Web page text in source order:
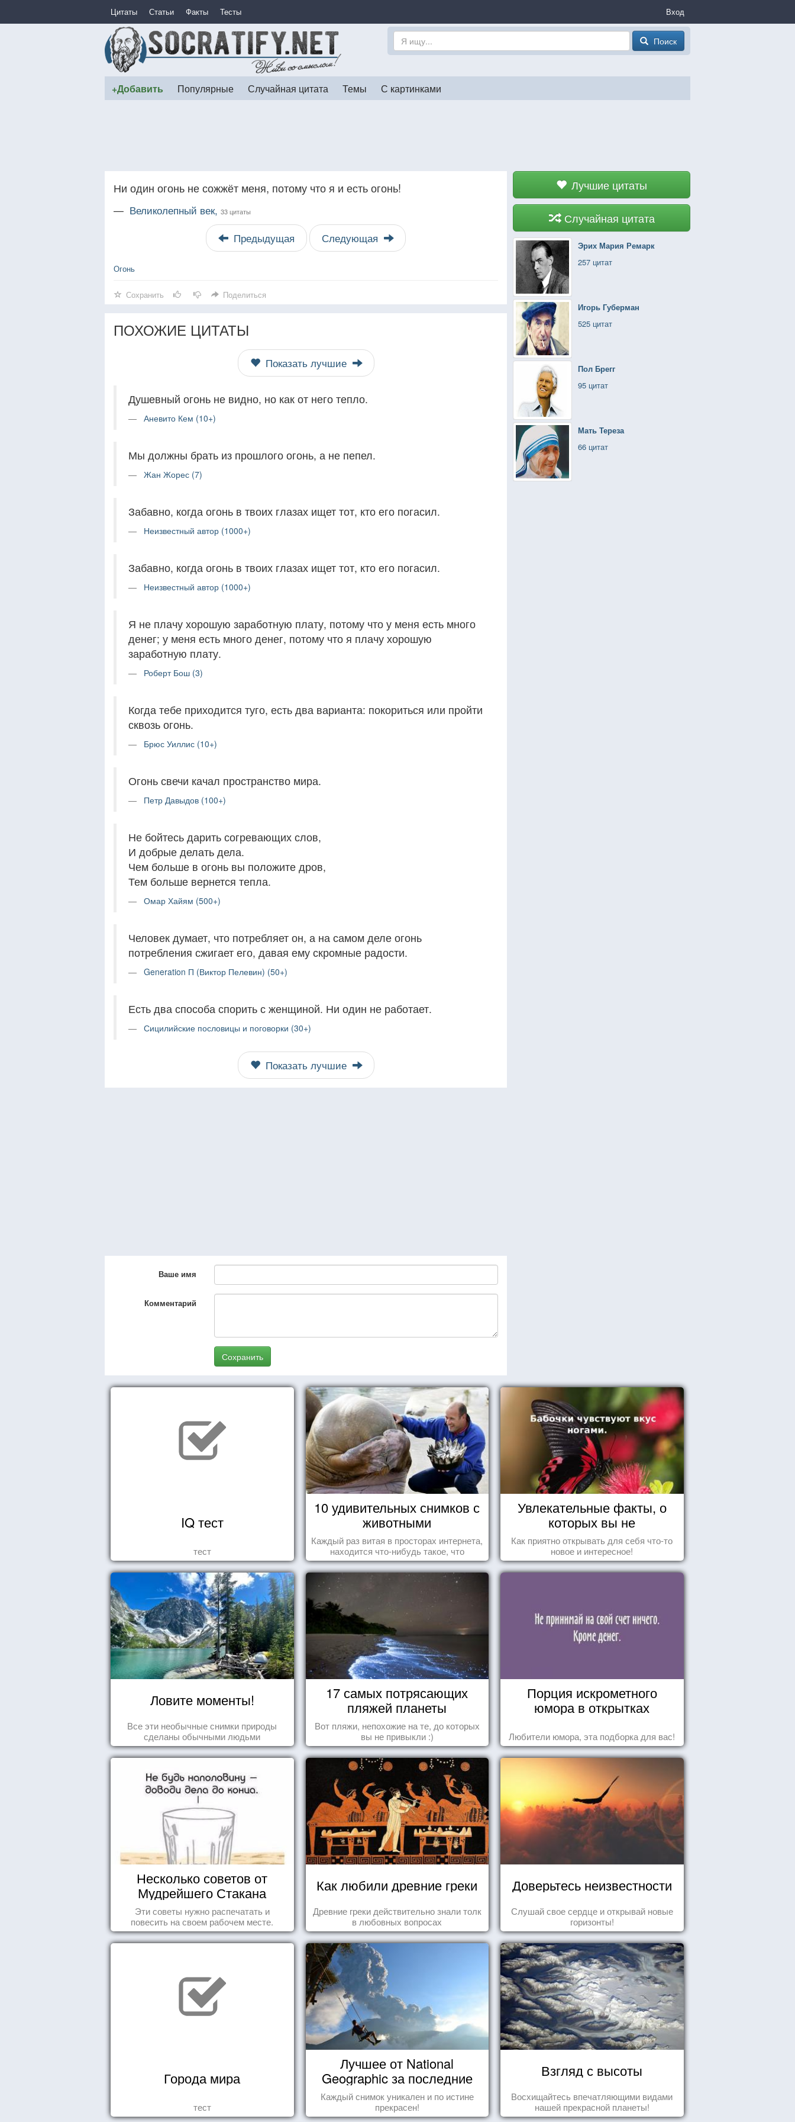
Цитаты Статьи Факты Тесты Вход
Поиск
+Добавить Популярные Случайная цитата Темы С картинками
Лучшие цитаты
Случайная цитата
Эрих Мария Ремарк
257 цитат
Игорь Губерман
525 цитат
Пол Брегг
95 цитат
Мать Тереза
66 цитат
Ни один огонь не сожжёт меня, потому что я и есть огонь!
— Великолепный век, 33 цитаты
Предыдущая Следующая
Огонь
Сохранить Поделиться
ПОХОЖИЕ ЦИТАТЫ
Показать лучшие
Душевный огонь не видно, но как от него тепло.
Аневито Кем (10+)
Мы должны брать из прошлого огонь, а не пепел.
Жан Жорес (7)
Забавно, когда огонь в твоих глазах ищет тот, кто его погасил.
Неизвестный автор (1000+)
Забавно, когда огонь в твоих глазах ищет тот, кто его погасил.
Неизвестный автор (1000+)
Я не плачу хорошую заработную плату, потому что у меня есть много
денег; у меня есть много денег, потому что я плачу хорошую
заработную плату.
Роберт Бош (3)
Когда тебе приходится туго, есть два варианта: покориться или пройти
сквозь огонь.
Брюс Уиллис (10+)
Огонь свечи качал пространство мира.
Петр Давыдов (100+)
Не бойтесь дарить согревающих слов,
И добрые делать дела.
Чем больше в огонь вы положите дров,
Тем больше вернется тепла.
Омар Хайям (500+)
Человек думает, что потребляет он, а на самом деле огонь
потребления сжигает его, давая ему скромные радости.
Generation П (Виктор Пелевин) (50+)
Есть два способа спорить с женщиной. Ни один не работает.
Сицилийские пословицы и поговорки (30+)
Показать лучшие
Ваше имя
Комментарий
Сохранить
IQ тест
тест
10 удивительных снимков с
животными
Каждый раз витая в просторах интернета,
находится что-нибудь такое, что
заставляет улыбнуться, удивиться,
восхититься...
Увлекательные факты, о
которых вы не
догадывались!
Как приятно открывать для себя что-то
новое и интересное!
Ловите моменты!
Все эти необычные снимки природы
сделаны обычными людьми
17 самых потрясающих
пляжей планеты
Вот пляжи, непохожие на те, до которых
вы не привыкли :)
Порция искрометного
юмора в открытках
Любители юмора, эта подборка для вас!
Несколько советов от
Мудрейшего Стакана
Эти советы нужно распечатать и
повесить на своем рабочем месте.
Как любили древние греки
Древние греки действительно знали толк
в любовных вопросах
Доверьтесь неизвестности
Слушай свое сердце и открывай новые
горизонты!
Города мира
тест
Лучшее от National
Geographic за последние
пару лет
Каждый снимок уникален и по истине
прекрасен!
Взгляд с высоты
Восхищайтесь впечатляющими видами
нашей прекрасной планеты!